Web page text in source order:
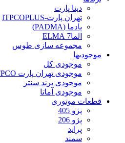
دینا پارت
تهران پارت-ITPCOPLUS
پادما (PADMA)
الما7 ELMA
مجموعه سازی طوس
موجودیها
موجودی کل
موجودی تهران پارت TPCO
موجودی برند سنتر
موجودی آماتا
قطعات موتوری
پژو 405
پژو 206
پراید
سمند